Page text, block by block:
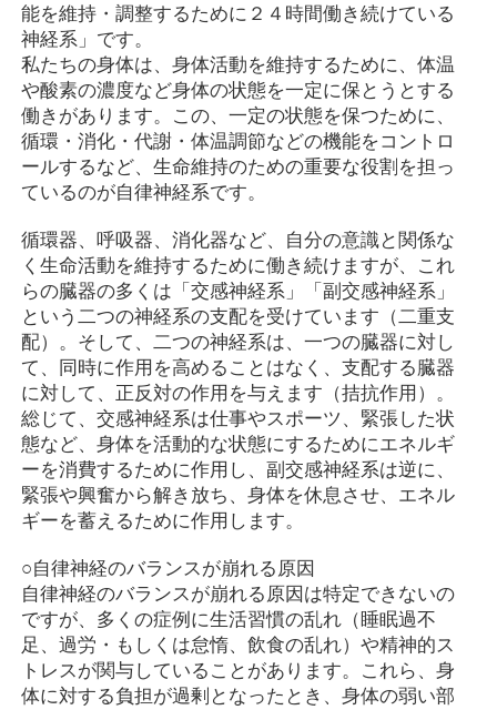
能を維持・調整するために２４時間働き続けている
神経系」です。
私たちの身体は、身体活動を維持するために、体温
や酸素の濃度など身体の状態を一定に保とうとする
働きがあります。この、一定の状態を保つために、
循環・消化・代謝・体温調節などの機能をコントロ
ールするなど、生命維持のための重要な役割を担っ
ているのが自律神経系です。
循環器、呼吸器、消化器など、自分の意識と関係な
く生命活動を維持するために働き続けますが、これ
らの臓器の多くは「交感神経系」「副交感神経系」
という二つの神経系の支配を受けています（二重支
配）。そして、二つの神経系は、一つの臓器に対し
て、同時に作用を高めることはなく、支配する臓器
に対して、正反対の作用を与えます（拮抗作用）。
総じて、交感神経系は仕事やスポーツ、緊張した状
態など、身体を活動的な状態にするためにエネルギ
ーを消費するために作用し、副交感神経系は逆に、
緊張や興奮から解き放ち、身体を休息させ、エネル
ギーを蓄えるために作用します。
○自律神経のバランスが崩れる原因
自律神経のバランスが崩れる原因は特定できないの
ですが、多くの症例に生活習慣の乱れ（睡眠過不
足、過労・もしくは怠惰、飲食の乱れ）や精神的ス
トレスが関与していることがあります。これら、身
体に対する負担が過剰となったとき、身体の弱い部